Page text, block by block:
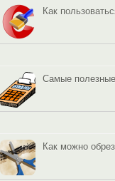
Как
Самые
Как можно